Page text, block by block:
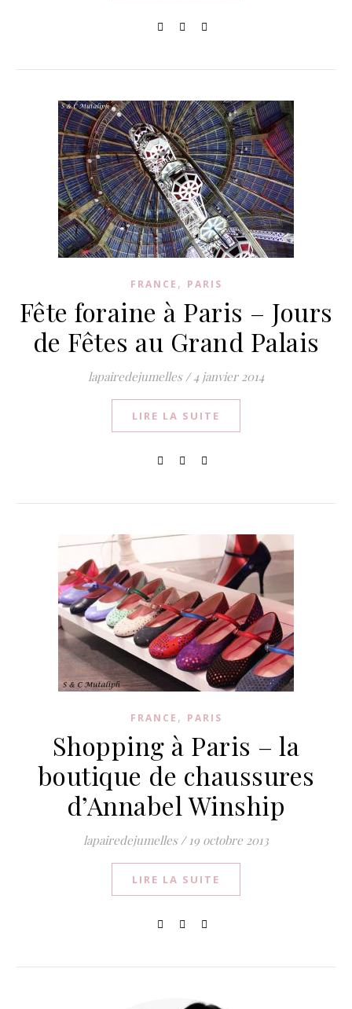
FRANCE , PARIS
Fête foraine à Paris – Jours
de Fêtes au Grand Palais
lapairedejumelles / 4 janvier 2014
LIRE LA SUITE
FRANCE , PARIS
Shopping à Paris – la
boutique de chaussures
d’Annabel Winship
lapairedejumelles / 19 octobre 2013
LIRE LA SUITE